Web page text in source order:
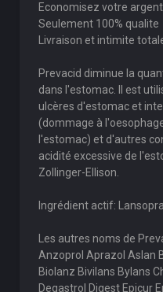
Economisez votre
Seulement 100% qualite
Livraison et intimite
Prevacid diminue la
dans l'estomac. Il est
ulcères d'estomac et
(dommage à
l'estomac) et d'autres
acidité excessive de
Zollinger-Ellison.
Ingrédient actif:
Les autres noms de
Anzoprol Aprazol Aslan
Biolanz Bivilans Bylans
Degastrol Digest Epicur